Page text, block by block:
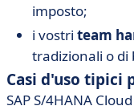
imposto;
i vostri team
tradizionali o di
Casi d'uso tipici
SAP S/4HANA